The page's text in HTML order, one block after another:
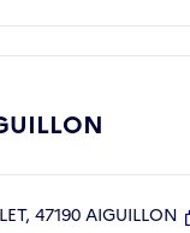
47190 AIGUILLON